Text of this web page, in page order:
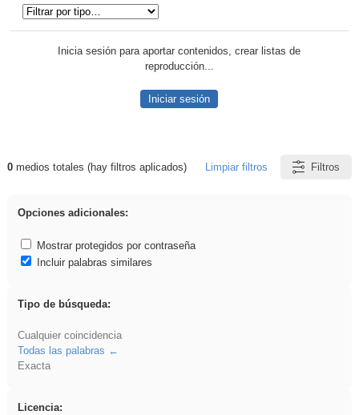
Inicia sesión para aportar contenidos, crear listas de
reproducción...
Iniciar sesión
Resultados de: plancha
0medios totales (hay filtros aplicados) Limpiar filtros Filtros
Opciones adicionales:
Mostrar protegidos por contraseña
Incluir palabras similares
Tipo de búsqueda:
Cualquier coincidencia
Todas las palabras
Exacta
Licencia: